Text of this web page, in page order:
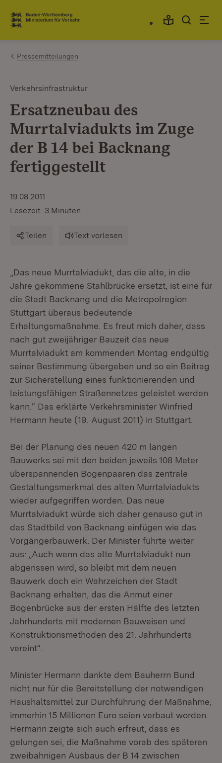
Zum Inhalt springen
Link zur Startseite
Pressemitteilungen
Verkehrsinfrastruktur
Ersatzneubau des
Murrtalviadukts im Zuge
der B 14 bei Backnang
fertiggestellt
19.08.2011
Lesezeit: 3 Minuten
Teilen Text vorlesen
„Das neue Murrtalviadukt, das die alte, in die
Jahre gekommene Stahlbrücke ersetzt, ist eine für
die Stadt Backnang und die Metropolregion
Stuttgart überaus bedeutende
Erhaltungsmaßnahme. Es freut mich daher, dass
nach gut zweijähriger Bauzeit das neue
Murrtalviadukt am kommenden Montag endgültig
seiner Bestimmung übergeben und so ein Beitrag
zur Sicherstellung eines funktionierenden und
leistungsfähigen Straßennetzes geleistet werden
kann.“ Das erklärte Verkehrsminister Winfried
Hermann heute (19. August 2011) in Stuttgart.
Bei der Planung des neuen 420 m langen
Bauwerks sei mit den beiden jeweils 108 Meter
überspannenden Bogenpaaren das zentrale
Gestaltungsmerkmal des alten Murrtalviadukts
wieder aufgegriffen worden. Das neue
Murrtalviadukt würde sich daher genauso gut in
das Stadtbild von Backnang einfügen wie das
Vorgängerbauwerk. Der Minister führte weiter
aus: „Auch wenn das alte Murrtalviadukt nun
abgerissen wird, so bleibt mit dem neuen
Bauwerk doch ein Wahrzeichen der Stadt
Backnang erhalten, das die Anmut einer
Bogenbrücke aus der ersten Hälfte des letzten
Jahrhunderts mit modernen Bauweisen und
Konstruktionsmethoden des 21. Jahrhunderts
vereint“.
Minister Hermann dankte dem Bauherrn Bund
nicht nur für die Bereitstellung der notwendigen
Haushaltsmittel zur Durchführung der Maßnahme;
immerhin 15 Millionen Euro seien verbaut worden.
Hermann zeigte sich auch erfreut, dass es
gelungen sei, die Maßnahme vorab des späteren
zweibahnigen Ausbaus der B 14 zwischen